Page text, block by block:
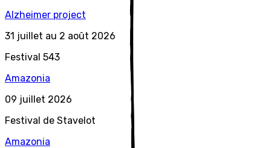
Alzheimer project
31 juillet au 2 août 2026
Festival 543
Amazonia
09 juillet 2026
Festival de Stavelot
Amazonia